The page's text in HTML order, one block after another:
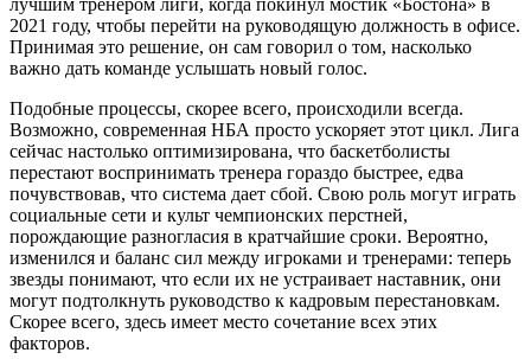
лучшим тренером лиги, когда покинул мостик «Бостона» в
2021 году, чтобы перейти на руководящую должность в офисе.
Принимая это решение, он сам говорил о том, насколько
важно дать команде услышать новый голос.
Подобные процессы, скорее всего, происходили всегда.
Возможно, современная НБА просто ускоряет этот цикл. Лига
сейчас настолько оптимизирована, что баскетболисты
перестают воспринимать тренера гораздо быстрее, едва
почувствовав, что система дает сбой. Свою роль могут играть
социальные сети и культ чемпионских перстней,
порождающие разногласия в кратчайшие сроки. Вероятно,
изменился и баланс сил между игроками и тренерами: теперь
звезды понимают, что если их не устраивает наставник, они
могут подтолкнуть руководство к кадровым перестановкам.
Скорее всего, здесь имеет место сочетание всех этих
факторов.